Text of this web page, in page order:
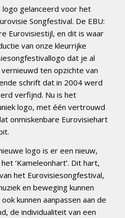
logo gelanceerd voor het
Songfestival. De EBU:
Eurovisiestijl, en dit is waar
van onze kleurrijke
dat je al
ten opzichte van
schrift dat in 2004 werd
verfijnd. Nu is het
logo, met één vertrouwd
onmiskenbare Eurovisiehart
logo is er een nieuw,
‘Kameleonhart’. Dit hart,
het Eurovisiesongfestival,
en beweging kunnen
kunnen aanpassen aan de
de individualiteit van een